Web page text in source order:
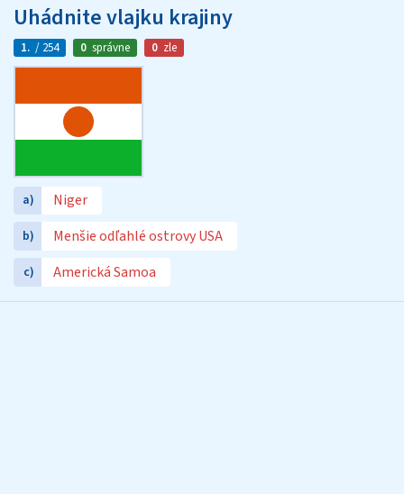
Uhádnite vlajku krajiny
1. / 254 0 správne 0 zle
a) Niger
b) Menšie odľahlé ostrovy USA
c) Americká Samoa